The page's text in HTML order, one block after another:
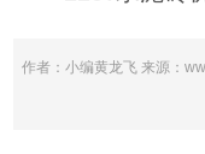
作者：小编黄龙飞 来源：